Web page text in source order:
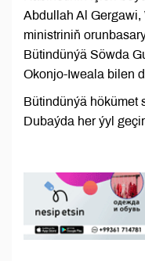
Abdullah Al
ministriniň
Bütindünýä Söwda
Okonjo-Iweala bilen
Bütindünýä hökümet
Dubaýda her ýyl